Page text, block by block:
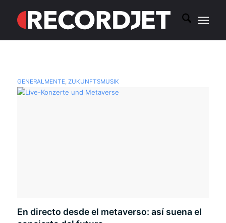
GENERALMENTE, ZUKUNFTSMUSIK
En directo desde el metaverso: así suena el